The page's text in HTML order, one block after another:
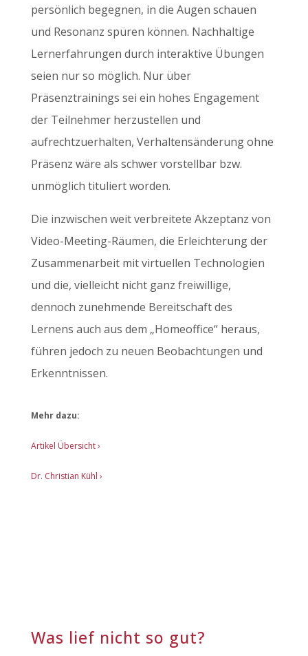
persönlich begegnen, in die Augen schauen
und Resonanz spüren können. Nachhaltige
Lernerfahrungen durch interaktive Übungen
seien nur so möglich. Nur über
Präsenztrainings sei ein hohes Engagement
der Teilnehmer herzustellen und
aufrechtzuerhalten, Verhaltensänderung ohne
Präsenz wäre als schwer vorstellbar bzw.
unmöglich tituliert worden.
Die inzwischen weit verbreitete Akzeptanz von
Video-Meeting-Räumen, die Erleichterung der
Zusammenarbeit mit virtuellen Technologien
und die, vielleicht nicht ganz freiwillige,
dennoch zunehmende Bereitschaft des
Lernens auch aus dem „Homeoffice“ heraus,
führen jedoch zu neuen Beobachtungen und
Erkenntnissen.
Mehr dazu:
Artikel Übersicht›
Dr. Christian Kühl ›
Was lief nicht so gut?